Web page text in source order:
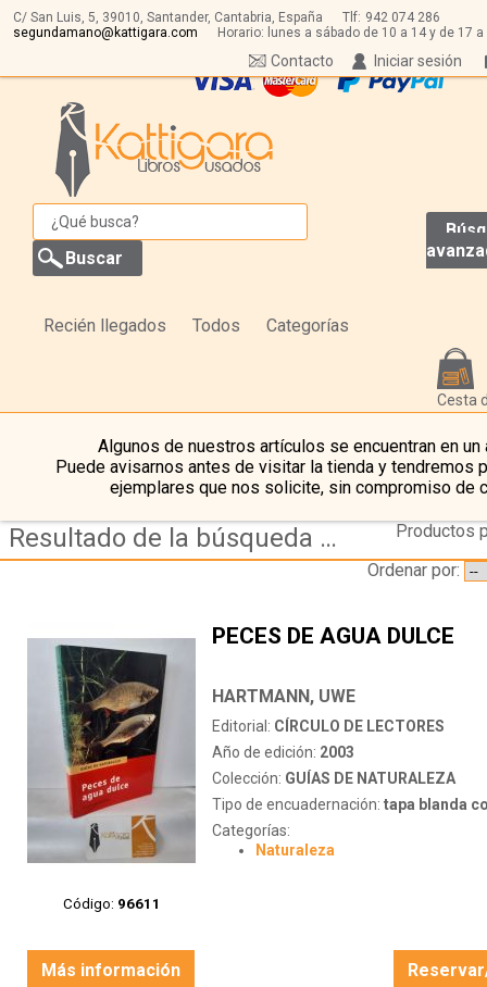
C/ San Luis, 5, 39010, Santander, Cantabria, España Tlf: 942 074 286
segundamano@kattigara.com
Horario: lunes a sábado de 10 a 14 y de 17 a
Iniciar sesión
Contacto
Recién llegados Todos Categorías
Cesta
Algunos de nuestros artículos se encuentran en un
Puede avisarnos antes de visitar la tienda y tendremos
ejemplares que nos solicite, sin compromiso de
Resultado de la búsqueda de autor hartmann,-uwe
Productos
Ordenar por:
Código: 96611
PECES DE AGUA DULCE
HARTMANN, UWE
Editorial: CÍRCULO DE LECTORES
Año de edición: 2003
Colección: GUÍAS DE NATURALEZA
Tipo de encuadernación: tapa blanda
Categorías:
Naturaleza
Más información